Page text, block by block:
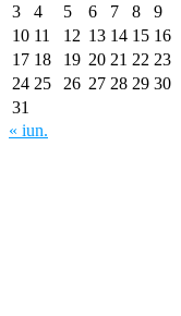
3
4 5 6 7 8
9
10 11 12 13 14 15 16
17 18 19 20 21 22 23
24 25 26 27 28 29 30
31
« iun.